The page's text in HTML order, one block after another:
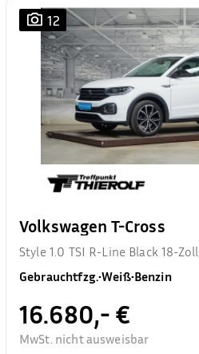
12
Volkswagen T-Cross
Style 1.0 TSI R-Line Black 18-Zoll
Gebrauchtfzg.•Weiß•Benzin
16.680,- €
MwSt. nicht ausweisbar